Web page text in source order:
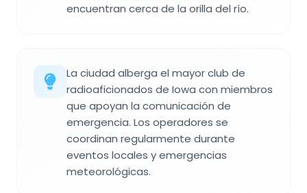
encuentran cerca de la orilla del río.
La ciudad alberga el mayor club de
radioaficionados de Iowa con miembros
que apoyan la comunicación de
emergencia. Los operadores se
coordinan regularmente durante
eventos locales y emergencias
meteorológicas.